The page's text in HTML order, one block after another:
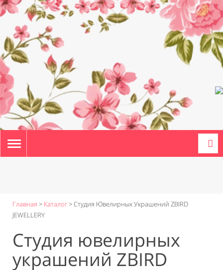
TOGGLE
NAVIGATION
Главная > Каталог>Студия Ювелирных Украшений ZBIRD
JEWELLERY
Студия ювелирных
украшений ZBIRD